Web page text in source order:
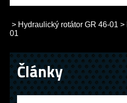
> Hydraulický rotátor GR 46-01 >
01
Články